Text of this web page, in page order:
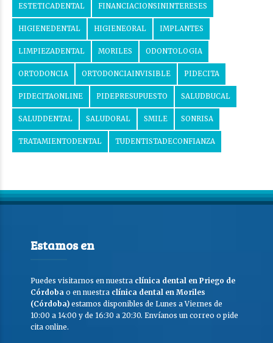
ESTETICADENTAL FINANCIACIONSININTERESES
HIGIENEDENTAL HIGIENEORAL IMPLANTES
LIMPIEZADENTAL MORILES ODONTOLOGIA
ORTODONCIA ORTODONCIAINVISIBLE PIDECITA
PIDECITAONLINE PIDEPRESUPUESTO SALUDBUCAL
SALUDDENTAL SALUDORAL SMILE SONRISA
TRATAMIENTODENTAL TUDENTISTADECONFIANZA
Estamos en
Puedes visitarnos en nuestra clínica dental en Priego de
Córdoba o en nuestra clínica dental en Moriles
(Córdoba) estamos disponibles de Lunes a Viernes de
10:00 a 14:00 y de 16:30 a 20:30. Envíanos un correo o pide
cita online.